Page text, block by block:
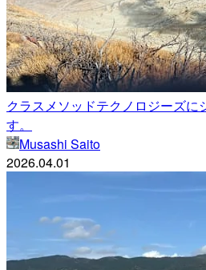
クラスメソッドテクノロジーズ
す。
Musashi Saito
2026.04.01